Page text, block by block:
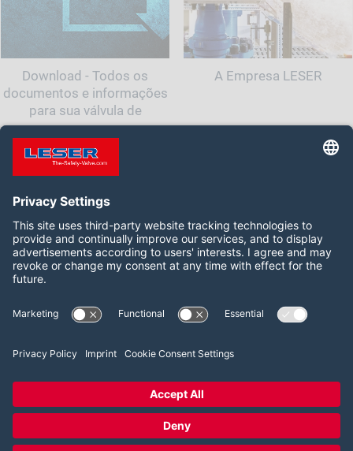
Download - Todos os
documentos e informações
para sua válvula de
segurança
A Empresa LESER
Siga-nos:
LinkedIn
Termos e Condições
Política de Privacidade
Cookie Consent Settings